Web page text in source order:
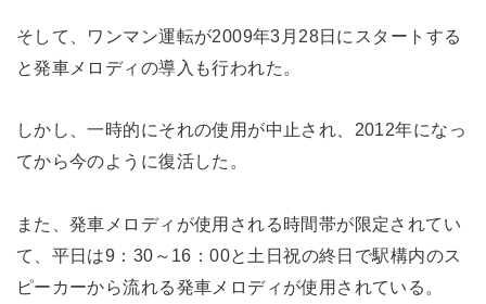
そして、ワンマン運転が2009年3月28日にスタートする
と発車メロディの導入も行われた。
しかし、一時的にそれの使用が中止され、2012年になっ
てから今のように復活した。
また、発車メロディが使用される時間帯が限定されてい
て、平日は9：30～16：00と土日祝の終日で駅構内のス
ピーカーから流れる発車メロディが使用されている。